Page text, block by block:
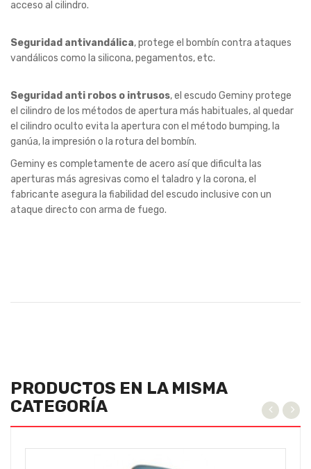
acceso al cilindro.
Seguridad antivandálica, protege el bombín contra ataques
vandálicos como la silicona, pegamentos, etc.
Seguridad anti robos o intrusos, el escudo Geminy protege
el cilindro de los métodos de apertura más habituales, al quedar
el cilindro oculto evita la apertura con el método bumping, la
ganúa, la impresión o la rotura del bombín.
Geminy es completamente de acero así que dificulta las
aperturas más agresivas como el taladro y la corona, el
fabricante asegura la fiabilidad del escudo inclusive con un
ataque directo con arma de fuego.
PRODUCTOS EN LA MISMA
CATEGORÍA